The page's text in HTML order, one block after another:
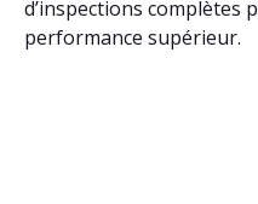
d’inspections complètes
performance supérieur.